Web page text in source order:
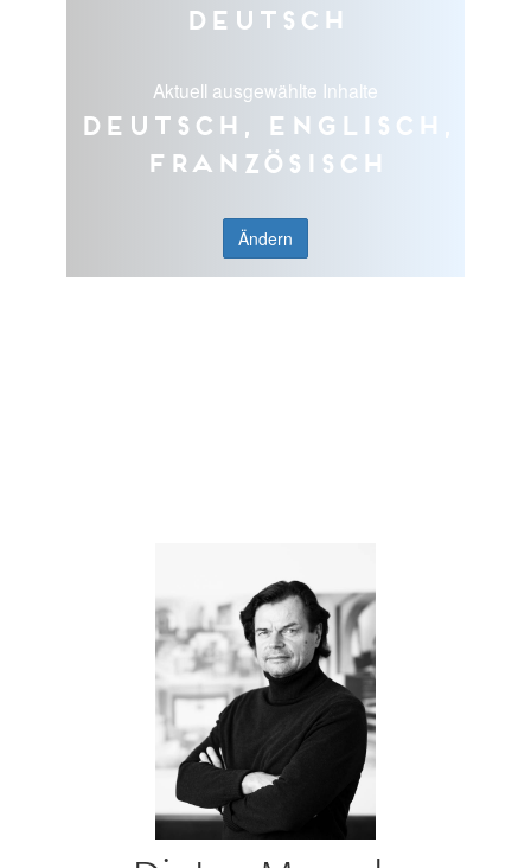
Deutsch
Aktuell ausgewählte Inhalte
Deutsch, Englisch,
Französisch
Ändern